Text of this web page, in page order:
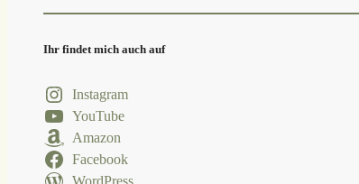
Ihr findet mich auch auf
Instagram
YouTube
Amazon
Facebook
WordPress